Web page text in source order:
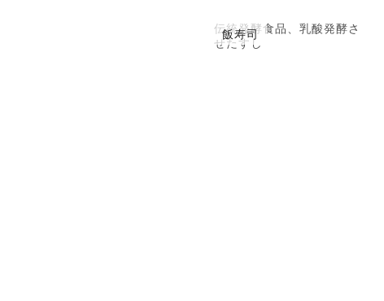
飯寿司
伝統発酵食品、乳酸発酵さ
せたすし